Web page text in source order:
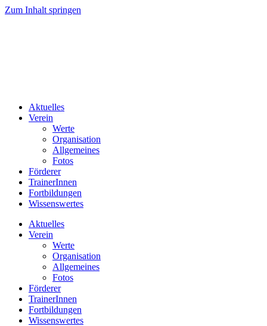
Zum Inhalt springen
Aktuelles
Verein
Werte
Organisation
Allgemeines
Fotos
Förderer
TrainerInnen
Fortbildungen
Wissenswertes
Aktuelles
Verein
Werte
Organisation
Allgemeines
Fotos
Förderer
TrainerInnen
Fortbildungen
Wissenswertes